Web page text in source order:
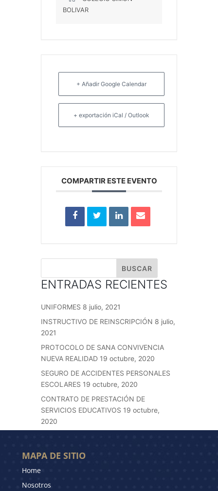
BOLIVAR
+ Añadir Google Calendar
+ exportación iCal / Outlook
COMPARTIR ESTE EVENTO
ENTRADAS RECIENTES
UNIFORMES 8 julio, 2021
INSTRUCTIVO DE REINSCRIPCIÓN 8 julio,
2021
PROTOCOLO DE SANA CONVIVENCIA
NUEVA REALIDAD 19 octubre, 2020
SEGURO DE ACCIDENTES PERSONALES
ESCOLARES 19 octubre, 2020
CONTRATO DE PRESTACIÓN DE
SERVICIOS EDUCATIVOS 19 octubre,
2020
MAPA DE SITIO
Home
Nosotros